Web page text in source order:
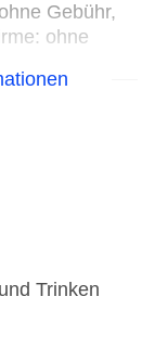
Gebühr,
ohne